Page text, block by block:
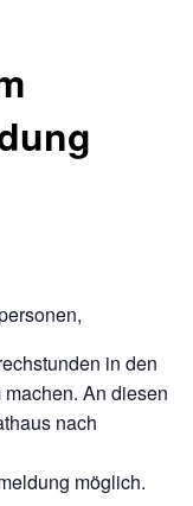
in den
An diesen
nach
möglich.